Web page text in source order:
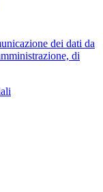
dei dati da
di